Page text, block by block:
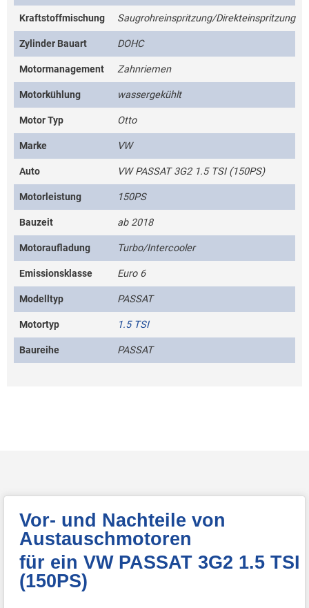
Kraftstoffmischung Saugrohreinspritzung/Direkteinspritzung
Zylinder Bauart DOHC
Motormanagement Zahnriemen
Motorkühlung wassergekühlt
Motor Typ Otto
Marke VW
Auto VW PASSAT 3G2 1.5 TSI (150PS)
Motorleistung 150PS
Bauzeit ab 2018
Motoraufladung Turbo/Intercooler
Emissionsklasse Euro 6
Modelltyp PASSAT
Motortyp 1.5 TSI
Baureihe PASSAT
Vor- und Nachteile von
Austauschmotoren
für ein VW PASSAT 3G2 1.5 TSI
(150PS)